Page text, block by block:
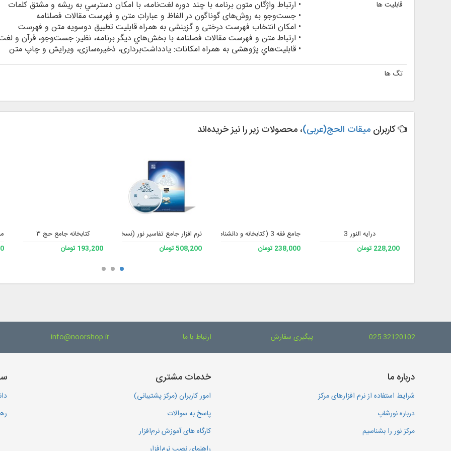
قابلیت ها
• ارتباط واژگان متون برنامه با چند دوره لغت‌نامه، با امکان دسترسي به ريشه و مشتق کلمات
• جست‌وجو به روش‌های گوناگون در الفاظ و عباراتِ متن و فهرست مقالات فصلنامه
• امكان انتخاب فهرست درختی و گزینشی به همراه قابليت تطبيق دوسويه متن و فهرست
• ارتباط متن و فهرست مقالات فصلنامه با بخش‌هاي ديگر برنامه، نظير: جست‌وجو، قرآن و
• قابليت‌هاي پژوهشی به همراه امكانات: يادداشت‌برداری، ذخيره‌سازی، ويرايش و چاپ متن
تگ ها
کاربرانمیقات الحج(عربی)، محصولات زیر را نیز خریده‌اند
درایه النور 3
228,200 تومان
جامع فقه 3 (کتابخانه و دانشنامه تخصصی فقه)
238,000 تومان
نرم افزار جامع تفاسیر نور (نسخه 4)
508,200 تومان
کتابخانه جامع حج ۳
193,200 تومان
025-32120102 پیگیری سفارش ارتباط با ما info@noorshop.ir
درباره ما
شرایط استفاده از نرم افزارهای مرکز
درباره نورشاپ
مرکز نور را بشناسیم
خدمات مشتری
امور کاربران (مرکز پشتیبانی)
پاسخ به سوالات
کارگاه های آموزش نرم‌افزار